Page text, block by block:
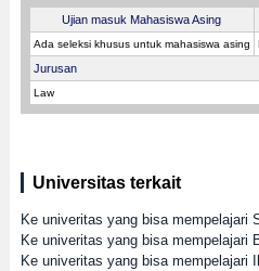
Ujian masuk Mahasiswa Asing
Ada seleksi khusus untuk mahasiswa asing
Jurusan
Law
Universitas terkait
Ke univeritas yang bisa mempelajari
Ke univeritas yang bisa mempelajari
Ke univeritas yang bisa mempelajari